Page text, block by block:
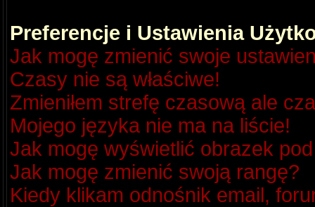
Preferencje i Ustawienia
Jak mogę zmienić swoje
Czasy nie są właściwe!
Zmieniłem strefę czasową ale
Mojego języka nie ma na liście!
Jak mogę wyświetlić obrazek
Jak mogę zmienić swoją rangę?
Kiedy klikam odnośnik email,